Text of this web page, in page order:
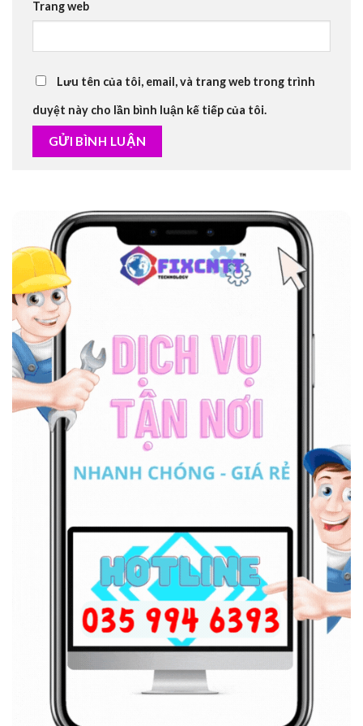
Trang web
Lưu tên của tôi, email, và trang web trong trình
duyệt này cho lần bình luận kế tiếp của tôi.